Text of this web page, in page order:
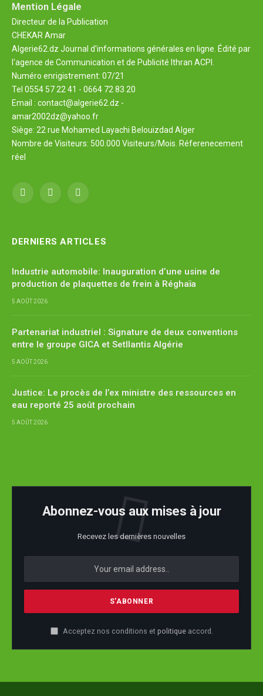
Mention Légale
Directeur de la Publication
CHEKAR Amar
Algerie62.dz Journal d'informations générales en ligne. Édité par
l'agence de Communication et de Publicité Ithran ACPI.
Numéro enrigistrement: 07/21
Tel 0554 57 22 41 - 0664 72 83 20
Email : contact@algerie62.dz -
amar2002dz@yahoo.fr
Siège: 22 rue Mohamed Layachi Belouizdad Alger
Nombre de Visiteurs: 500.000 Visiteurs/Mois. Réferenecement
réel
Facebook
X
YouTube
DERNIERS ARTICLES
Industrie automobile: Inauguration d’une usine de
production de plaquettes de frein à Réghaïa
5 AOÛT 2026
Partenariat industriel : Signature de deux conventions
entre le groupe GICA et Setllantis Algérie
5 AOÛT 2026
Justice: Le procès de l’ex ministre des ressources en
eau reporté 25 août prochain
5 AOÛT 2026
Abonnez-vous aux mises à jour
Recevez les dernières nouvelles
Acceptez nos conditions et politiqueaccord.